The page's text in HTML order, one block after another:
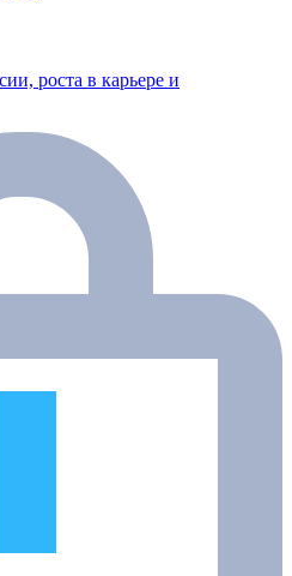
роста в карьере и